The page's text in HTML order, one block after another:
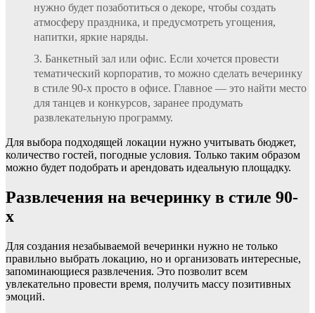
нужно будет позаботиться о декоре, чтобы создать
атмосферу праздника, и предусмотреть угощения,
напитки, яркие наряды.
Банкетный зал или офис. Если хочется провести
тематический корпоратив, то можно сделать вечеринку
в стиле 90-х просто в офисе. Главное — это найти место
для танцев и конкурсов, заранее продумать
развлекательную программу.
Для выбора подходящей локации нужно учитывать бюджет,
количество гостей, погодные условия. Только таким образом
можно будет подобрать и арендовать идеальную площадку.
Развлечения на вечеринку в стиле 90-
х
Для создания незабываемой вечеринки нужно не только
правильно выбрать локацию, но и организовать интересные,
запоминающиеся развлечения. Это позволит всем
увлекательно провести время, получить массу позитивных
эмоций.